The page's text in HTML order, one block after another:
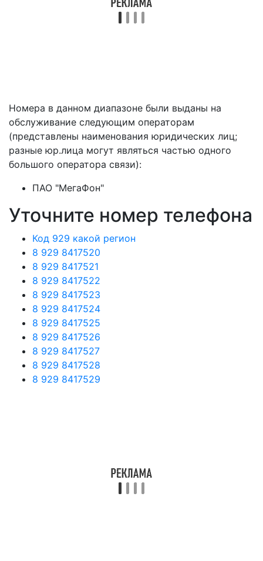
Номера в данном диапазоне были выданы на
обслуживание следующим операторам
(представлены наименования юридических лиц;
разные юр.лица могут являться частью одного
большого оператора связи):
ПАО "МегаФон"
Уточните номер телефона
Код 929 какой регион
8 929 8417520
8 929 8417521
8 929 8417522
8 929 8417523
8 929 8417524
8 929 8417525
8 929 8417526
8 929 8417527
8 929 8417528
8 929 8417529